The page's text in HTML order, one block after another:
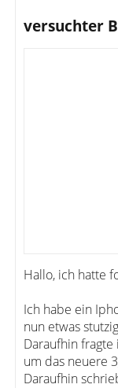
versuchter
Hallo, ich hatte
Ich habe ein
nun etwas
Daraufhin
um das neuere
Daraufhin